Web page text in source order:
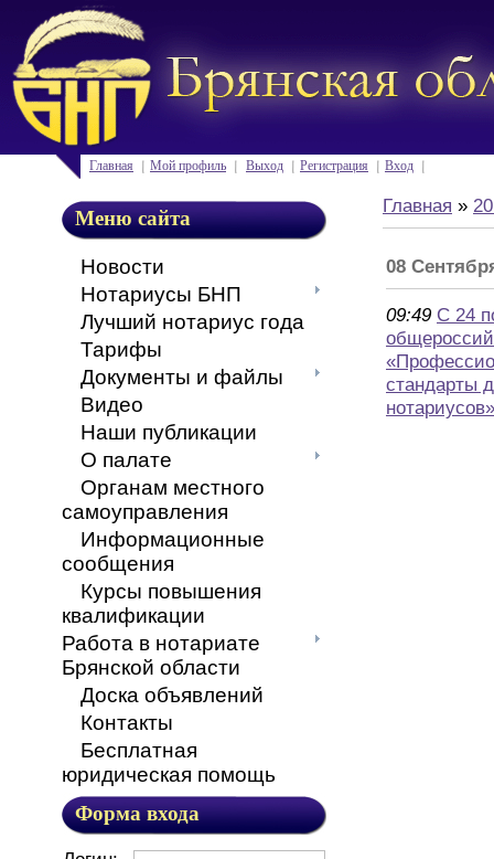
Главная Мой профиль Выход Регистрация Вход
Меню сайта
Новости
Нотариусы БНП
Лучший нотариус года
Тарифы
Документы и файлы
Видео
Наши публикации
О палате
Органам местного
самоуправления
Информационные
сообщения
Курсы повышения
квалификации
Работа в нотариате
Брянской области
Доска объявлений
Контакты
Бесплатная
юридическая помощь
Форма входа
Главная »
08
09:49 С 24
стандарты
нотариусов»